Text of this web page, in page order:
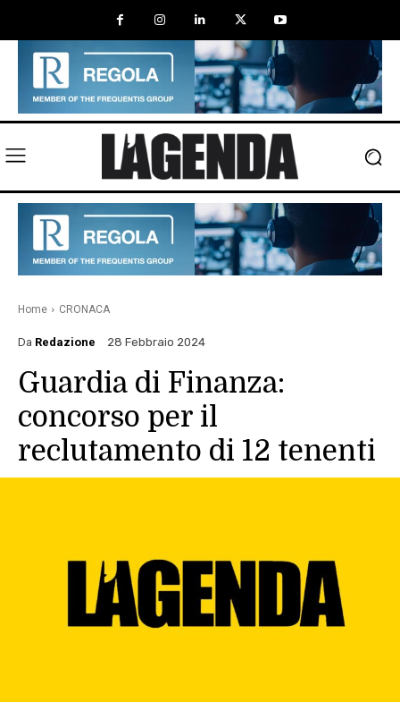
Home CRONACA
Da Redazione 28 Febbraio 2024
Guardia di Finanza:
concorso per il
reclutamento di 12 tenenti